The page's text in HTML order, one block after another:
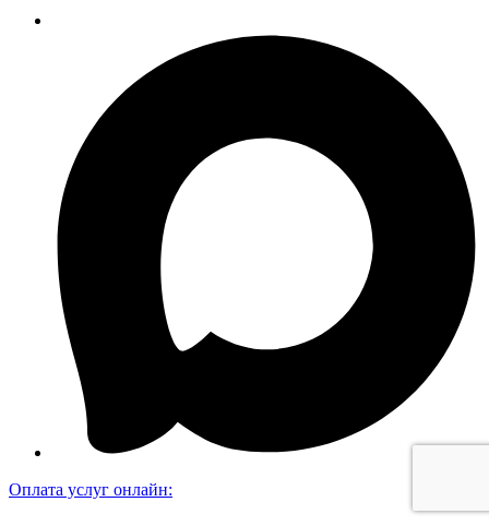
Оплата услуг онлайн: